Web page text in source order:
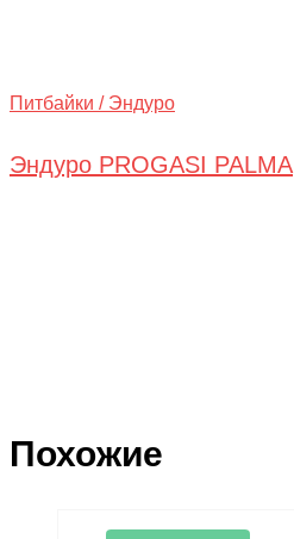
Питбайки / Эндуро
Эндуро PROGASI PALMA
Похожие